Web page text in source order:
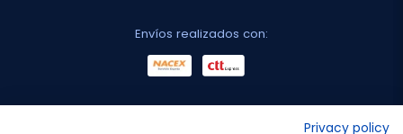
Envíos realizados con:
Privacy policy